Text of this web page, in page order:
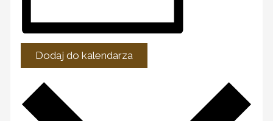
Dodaj do kalendarza